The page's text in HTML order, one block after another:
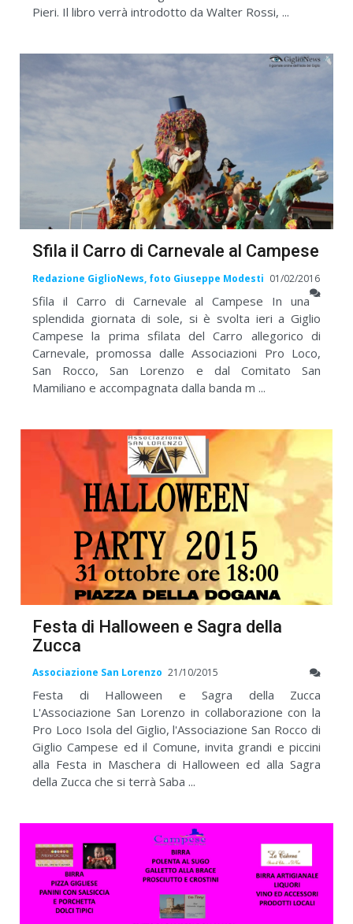
Pieri. Il libro verrà introdotto da Walter Rossi, ...
Sfila il Carro di Carnevale al Campese
Redazione GiglioNews, foto Giuseppe Modesti 01/02/2016
Sfila il Carro di Carnevale al Campese In una
splendida giornata di sole, si è svolta ieri a Giglio
Campese la prima sfilata del Carro allegorico di
Carnevale, promossa dalle Associazioni Pro Loco,
San Rocco, San Lorenzo e dal Comitato San
Mamiliano e accompagnata dalla banda m ...
Festa di Halloween e Sagra della
Zucca
Associazione San Lorenzo 21/10/2015
Festa di Halloween e Sagra della Zucca
L'Associazione San Lorenzo in collaborazione con la
Pro Loco Isola del Giglio, l'Associazione San Rocco di
Giglio Campese ed il Comune, invita grandi e piccini
alla Festa in Maschera di Halloween ed alla Sagra
della Zucca che si terrà Saba ...